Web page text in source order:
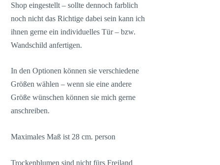
Shop eingestellt – sollte dennoch farblich
noch nicht das Richtige dabei sein kann ich
ihnen gerne ein individuelles Tür – bzw.
Wandschild anfertigen.
In den Optionen können sie verschiedene
Größen wählen – wenn sie eine andere
Größe wünschen können sie mich gerne
anschreiben.
Maximales Maß ist 28 cm. person
Trockenblumen sind nicht fürs Freiland